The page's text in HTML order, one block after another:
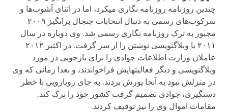
چندین روزنامه روزنامه نگاری می‏کرد، اما در اثنای آشوب‌ها و
سرکوب‌های رسمی به دنبال انتخابات جنجال برانگیز ۲۰۰۹
مجبور به ترک روزنامه نگاری رسمی شد. وی دوباره در سال
۲۰۱۱ با وبلاگنویسی نوشتن را از سر گرفت. در اکتبر ۲۰۱۲
عاملان وزارت اطلاعات جوادی را برای بازجویی در مورد
وبلاگنویسی و دیگر فعالیت‏هایش فراخواندند، و بعدا زمانی که وی
در منزلش نبود به آنجا یورش بردند. به جای رویارویی با خطر
دستگیری، جوادی تصمیم گرفت کشور خود را ترک کند.
مقامات اموال وی را نیز توقیف کردند.